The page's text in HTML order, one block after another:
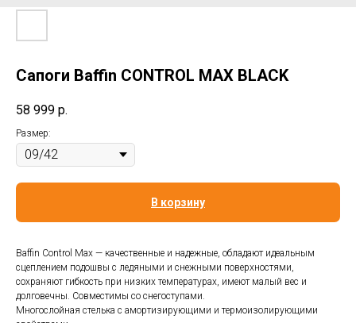
Cапоги Baffin CONTROL MAX BLACK
58 999 р.
Размер:
В корзину
Baffin Control Max — качественные и надежные, обладают идеальным
сцеплением подошвы с ледяными и снежными поверхностями,
сохраняют гибкость при низких температурах, имеют малый вес и
долговечны. Совместимы со снегоступами.
Многослойная стелька с амортизирующими и термоизолирующими